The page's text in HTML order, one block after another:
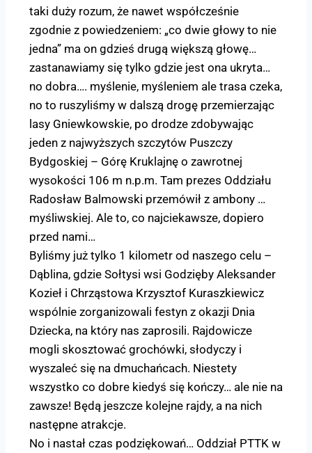
taki duży rozum, że nawet współcześnie
zgodnie z powiedzeniem: „co dwie głowy to nie
jedna” ma on gdzieś drugą większą głowę…
zastanawiamy się tylko gdzie jest ona ukryta…
no dobra…. myślenie, myśleniem ale trasa czeka,
no to ruszyliśmy w dalszą drogę przemierzając
lasy Gniewkowskie, po drodze zdobywając
jeden z najwyższych szczytów Puszczy
Bydgoskiej – Górę Kruklajnę o zawrotnej
wysokości 106 m n.p.m. Tam prezes Oddziału
Radosław Balmowski przemówił z ambony …
myśliwskiej. Ale to, co najciekawsze, dopiero
przed nami…
Byliśmy już tylko 1 kilometr od naszego celu –
Dąblina, gdzie Sołtysi wsi Godzięby Aleksander
Kozieł i Chrząstowa Krzysztof Kuraszkiewicz
wspólnie zorganizowali festyn z okazji Dnia
Dziecka, na który nas zaprosili. Rajdowicze
mogli skosztować grochówki, słodyczy i
wyszaleć się na dmuchańcach. Niestety
wszystko co dobre kiedyś się kończy… ale nie na
zawsze! Będą jeszcze kolejne rajdy, a na nich
następne atrakcje.
No i nastał czas podziękowań… Oddział PTTK w